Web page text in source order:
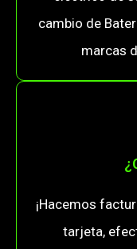
cambio de
marcas
¡Hacemos
tarjeta,